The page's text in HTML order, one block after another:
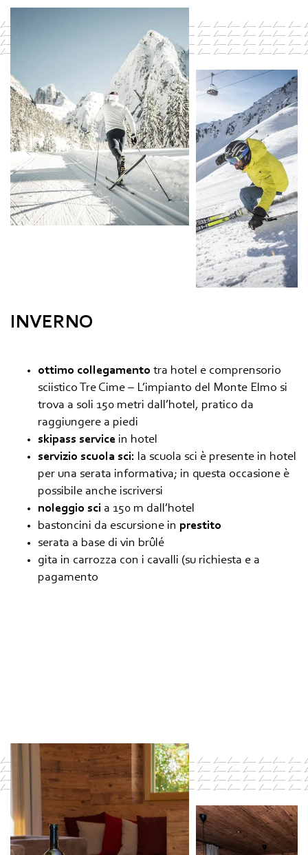
INVERNO
ottimo collegamento tra hotel e comprensorio
sciistico Tre Cime – L’impianto del Monte Elmo si
trova a soli 150 metri dall’hotel, pratico da
raggiungere a piedi
skipass service in hotel
servizio scuola sci: la scuola sci è presente in hotel
per una serata informativa; in questa occasione è
possibile anche iscriversi
noleggio sci a 150 m dall’hotel
bastoncini da escursione in prestito
serata a base di vin brûlé
gita in carrozza con i cavalli (su richiesta e a
pagamento